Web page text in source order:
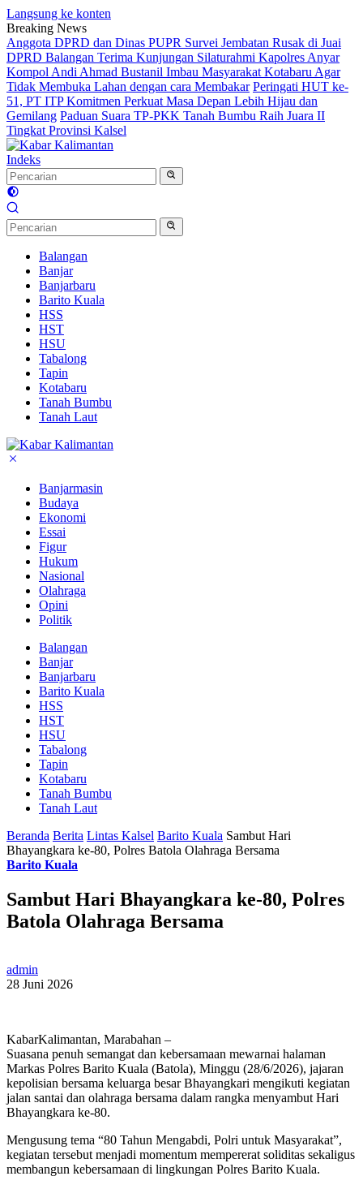
Langsung ke konten
Breaking News
Anggota DPRD dan Dinas PUPR Survei Jembatan Rusak di Juai
DPRD Balangan Terima Kunjungan Silaturahmi Kapolres Anyar
Kompol Andi Ahmad Bustanil Imbau Masyarakat Kotabaru Agar
Tidak Membuka Lahan dengan cara Membakar Peringati HUT ke-
51, PT ITP Komitmen Perkuat Masa Depan Lebih Hijau dan
Gemilang Paduan Suara TP-PKK Tanah Bumbu Raih Juara II
Tingkat Provinsi Kalsel
Indeks
Balangan
Banjar
Banjarbaru
Barito Kuala
HSS
HST
HSU
Tabalong
Tapin
Kotabaru
Tanah Bumbu
Tanah Laut
Banjarmasin
Budaya
Ekonomi
Essai
Figur
Hukum
Nasional
Olahraga
Opini
Politik
Balangan
Banjar
Banjarbaru
Barito Kuala
HSS
HST
HSU
Tabalong
Tapin
Kotabaru
Tanah Bumbu
Tanah Laut
Beranda Berita Lintas Kalsel Barito Kuala Sambut Hari
Bhayangkara ke-80, Polres Batola Olahraga Bersama
Barito Kuala
Sambut Hari Bhayangkara ke-80, Polres
Batola Olahraga Bersama
admin
28 Juni 2026
KabarKalimantan, Marabahan –
Suasana penuh semangat dan kebersamaan mewarnai halaman
Markas Polres Barito Kuala (Batola), Minggu (28/6/2026), jajaran
kepolisian bersama keluarga besar Bhayangkari mengikuti kegiatan
jalan santai dan olahraga bersama dalam rangka menyambut Hari
Bhayangkara ke-80.
Mengusung tema “80 Tahun Mengabdi, Polri untuk Masyarakat”,
kegiatan tersebut menjadi momentum mempererat soliditas sekaligus
membangun kebersamaan di lingkungan Polres Barito Kuala.